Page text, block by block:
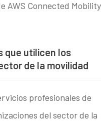
AWS Connected Mobility
que utilicen los
de la movilidad
profesionales de
del sector de la